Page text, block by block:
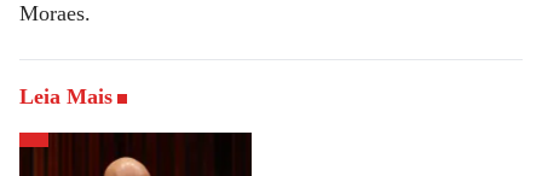
Moraes.
Leia Mais